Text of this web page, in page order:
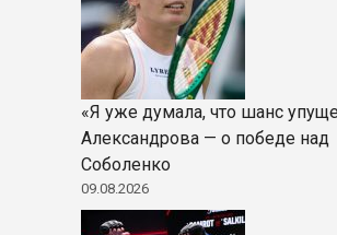
«Я уже думала, что шанс
Александрова — о победе над
Соболенко
09.08.2026